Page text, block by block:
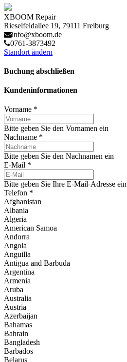
XBOOM Repair
Rieselfeldallee 19, 79111 Freiburg
info@xboom.de
0761-3873492
Standort ändern
Buchung abschließen
Kundeninformationen
Vorname *
Bitte geben Sie den Vornamen ein
Nachname *
Bitte geben Sie den Nachnamen ein
E-Mail *
Bitte geben Sie Ihre E-Mail-Adresse ein
Telefon *
Afghanistan
Albania
Algeria
American Samoa
Andorra
Angola
Anguilla
Antigua and Barbuda
Argentina
Armenia
Aruba
Australia
Austria
Azerbaijan
Bahamas
Bahrain
Bangladesh
Barbados
Belarus